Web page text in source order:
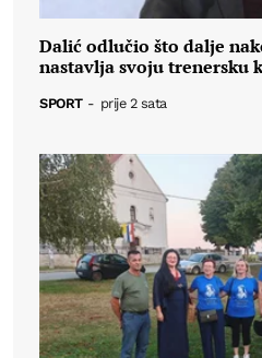
Dalić odlučio što dalje
nastavlja svoju trenersku
SPORT - prije 2 sata